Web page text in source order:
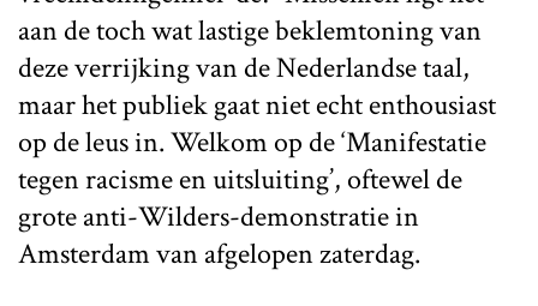
aan de toch wat lastige beklemtoning van
deze verrijking van de Nederlandse taal,
maar het publiek gaat niet echt enthousiast
op de leus in. Welkom op de ‘Manifestatie
tegen racisme en uitsluiting’, oftewel de
grote anti-Wilders-demonstratie in
Amsterdam van afgelopen zaterdag.